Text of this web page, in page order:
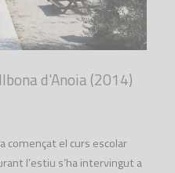
d'Anoia (2014)
començat el curs escolar
l’estiu s’ha intervingut a